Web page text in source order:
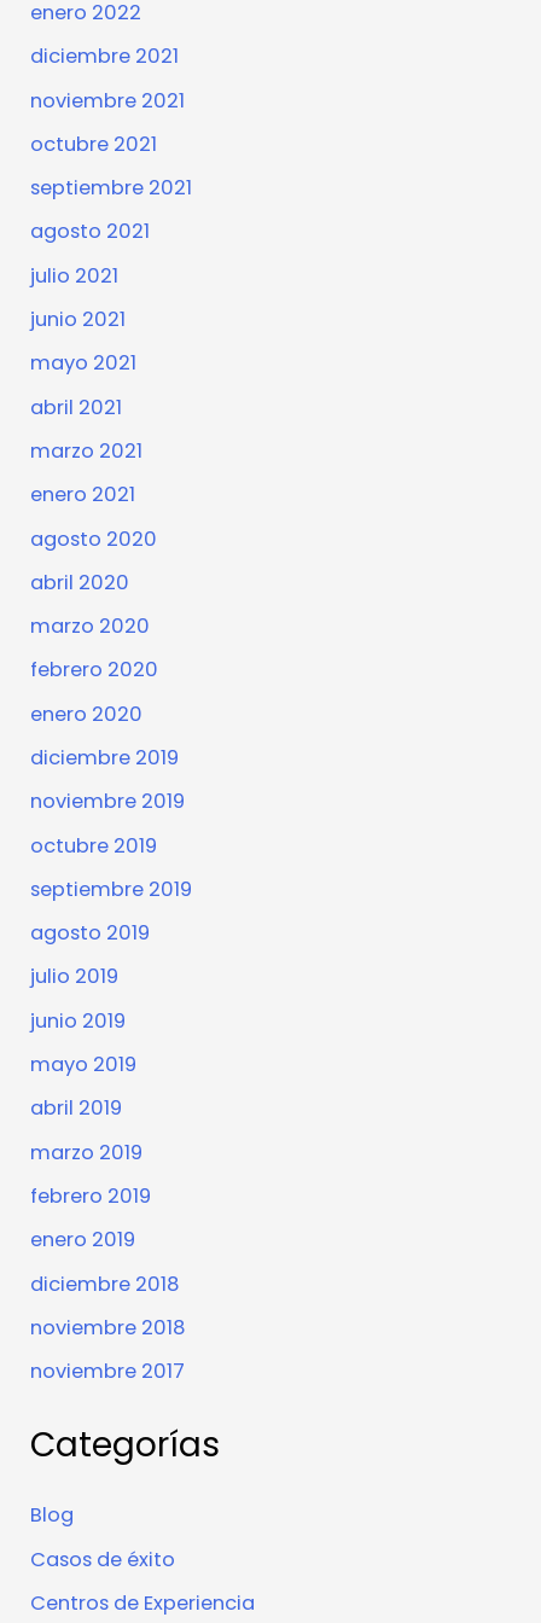
enero 2022
diciembre 2021
noviembre 2021
octubre 2021
septiembre 2021
agosto 2021
julio 2021
junio 2021
mayo 2021
abril 2021
marzo 2021
enero 2021
agosto 2020
abril 2020
marzo 2020
febrero 2020
enero 2020
diciembre 2019
noviembre 2019
octubre 2019
septiembre 2019
agosto 2019
julio 2019
junio 2019
mayo 2019
abril 2019
marzo 2019
febrero 2019
enero 2019
diciembre 2018
noviembre 2018
noviembre 2017
Categorías
Blog
Casos de éxito
Centros de Experiencia